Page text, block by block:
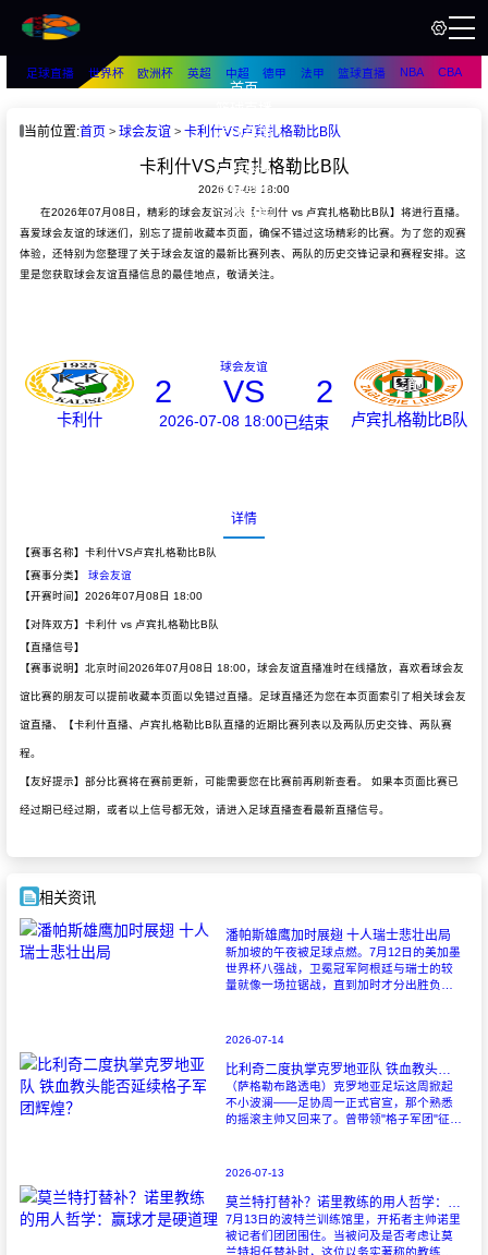
首页
足球直播
足球资讯
篮球录像
足球录像
足球直播 世界杯 欧洲杯 英超 中超 德甲 法甲 篮球直播 NBA CBA
当前位置:首页 球会友谊 卡利什VS卢宾扎格勒比B队
卡利什VS卢宾扎格勒比B队
2026-07-08 18:00
在2026年07月08日，精彩的球会友谊对决【卡利什 vs 卢宾扎格勒比B队】将进行直播。
喜爱球会友谊的球迷们，别忘了提前收藏本页面，确保不错过这场精彩的比赛。为了您的观赛
体验，还特别为您整理了关于球会友谊的最新比赛列表、两队的历史交锋记录和赛程安排。这
里是您获取球会友谊直播信息的最佳地点，敬请关注。
卡利什
球会友谊
2 VS 2
2026-07-08 18:00已结束 卢宾扎格勒比B队
详情
【赛事名称】卡利什VS卢宾扎格勒比B队
【赛事分类】 球会友谊
【开赛时间】2026年07月08日 18:00
【对阵双方】卡利什 vs 卢宾扎格勒比B队
【直播信号】
【赛事说明】北京时间2026年07月08日 18:00，球会友谊直播准时在线播放，喜欢看球会友
谊比赛的朋友可以提前收藏本页面以免错过直播。足球直播还为您在本页面索引了相关球会友
谊直播、【卡利什直播、卢宾扎格勒比B队直播的近期比赛列表以及两队历史交锋、两队赛
程。
【友好提示】部分比赛将在赛前更新，可能需要您在比赛前再刷新查看。 如果本页面比赛已
经过期已经过期，或者以上信号都无效，请进入足球直播查看最新直播信号。
相关资讯
潘帕斯雄鹰加时展翅 十人瑞士悲壮出局
新加坡的午夜被足球点燃。7月12日的美加墨
世界杯八强战，卫冕冠军阿根廷与瑞士的较
量就像一场拉锯战，直到加时才分出胜负。
2026-07-14
比利奇二度执掌克罗地亚队 铁血教头能否延续格子军团辉煌？
（萨格勒布路透电）克罗地亚足坛这周掀起
不小波澜——足协周一正式官宣，那个熟悉
的摇滚主帅又回来了。曾带领"格子军团"征战
2026-07-13
莫兰特打替补？诺里教练的用人哲学：赢球才是硬道理
7月13日的波特兰训练馆里，开拓者主帅诺里
被记者们团团围住。当被问及是否考虑让莫
兰特担任替补时，这位以务实著称的教练露